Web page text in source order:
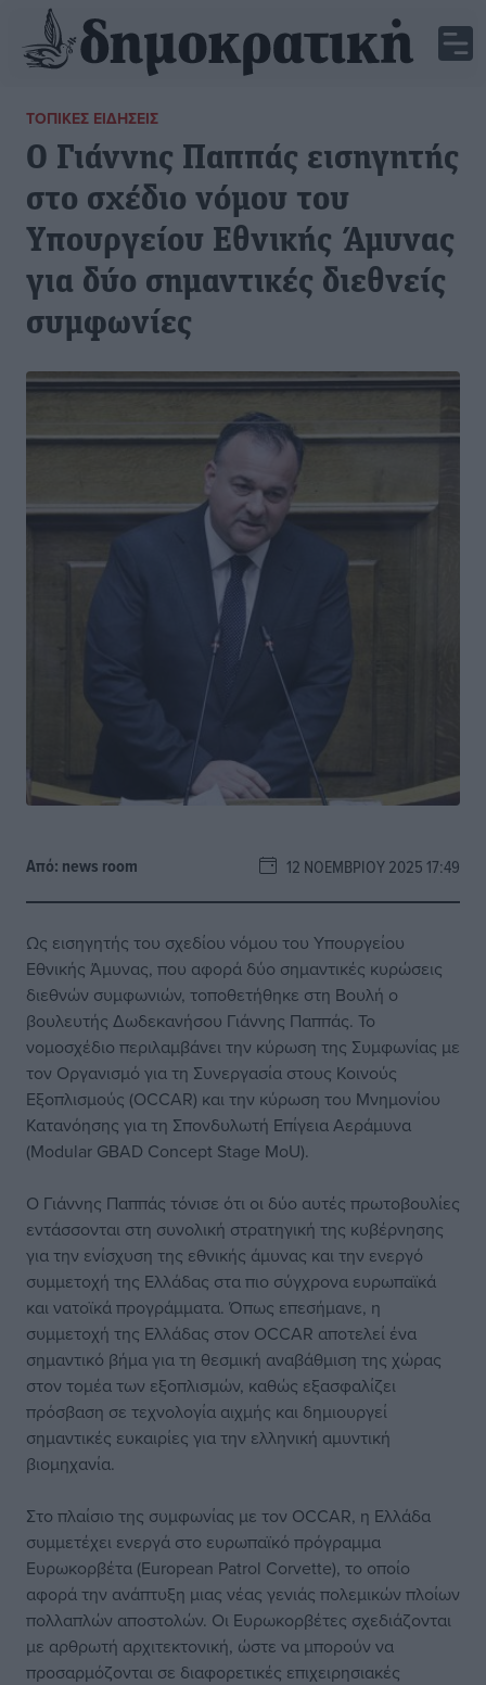
ΤΟΠΙΚΈΣ ΕΙΔΉΣΕΙΣ
Ο Γιάννης Παππάς εισηγητής
στο σχέδιο νόμου του
Υπουργείου Εθνικής Άμυνας
για δύο σημαντικές διεθνείς
συμφωνίες
Από: news room 12 ΝΟΕΜΒΡΊΟΥ 2025 17:49
Ως εισηγητής του σχεδίου νόμου του Υπουργείου
Εθνικής Άμυνας, που αφορά δύο σημαντικές κυρώσεις
διεθνών συμφωνιών, τοποθετήθηκε στη Βουλή ο
βουλευτής Δωδεκανήσου Γιάννης Παππάς. Το
νομοσχέδιο περιλαμβάνει την κύρωση της Συμφωνίας με
τον Οργανισμό για τη Συνεργασία στους Κοινούς
Εξοπλισμούς (OCCAR) και την κύρωση του Μνημονίου
Κατανόησης για τη Σπονδυλωτή Επίγεια Αεράμυνα
(Modular GBAD Concept Stage MoU).
Ο Γιάννης Παππάς τόνισε ότι οι δύο αυτές πρωτοβουλίες
εντάσσονται στη συνολική στρατηγική της κυβέρνησης
για την ενίσχυση της εθνικής άμυνας και την ενεργό
συμμετοχή της Ελλάδας στα πιο σύγχρονα ευρωπαϊκά
και νατοϊκά προγράμματα. Όπως επεσήμανε, η
συμμετοχή της Ελλάδας στον OCCAR αποτελεί ένα
σημαντικό βήμα για τη θεσμική αναβάθμιση της χώρας
στον τομέα των εξοπλισμών, καθώς εξασφαλίζει
πρόσβαση σε τεχνολογία αιχμής και δημιουργεί
σημαντικές ευκαιρίες για την ελληνική αμυντική
βιομηχανία.
Στο πλαίσιο της συμφωνίας με τον OCCAR, η Ελλάδα
συμμετέχει ενεργά στο ευρωπαϊκό πρόγραμμα
Ευρωκορβέτα (European Patrol Corvette), το οποίο
αφορά την ανάπτυξη μιας νέας γενιάς πολεμικών πλοίων
πολλαπλών αποστολών. Οι Ευρωκορβέτες σχεδιάζονται
με αρθρωτή αρχιτεκτονική, ώστε να μπορούν να
προσαρμόζονται σε διαφορετικές επιχειρησιακές